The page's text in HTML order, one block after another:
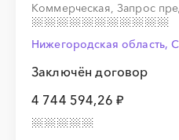
Коммерческая, Запрос
Нижегородская область,
Заключён договор
4 744 594,26 ₽